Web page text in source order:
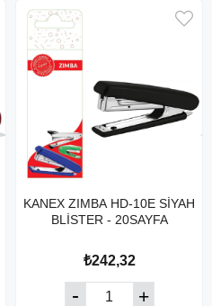
KANEX ZIMBA HD-10E SİYAH
BLİSTER - 20SAYFA
₺242,32